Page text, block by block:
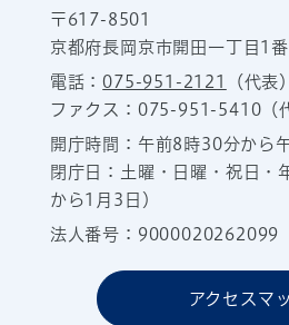
〒617-8501
京都府長岡京市開田一丁目1
電話：075-951-2121
（代表
ファクス：075-951-5410（
開庁時間：午前8時30分から
閉庁日：土曜・日曜・祝日・
から1月3日）
法人番号：9000020262099
アクセスマ